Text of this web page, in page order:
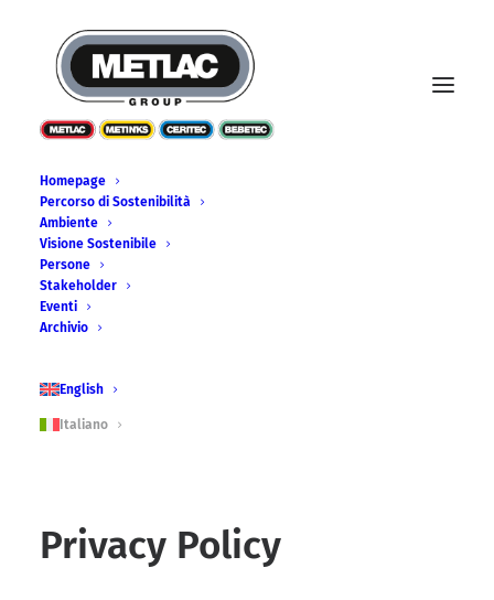
Homepage
Percorso di Sostenibilità
Ambiente
Visione Sostenibile
Persone
Stakeholder
Eventi
Archivio
English
Italiano
Privacy Policy